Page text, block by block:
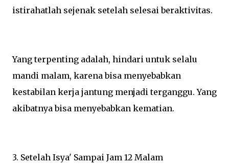
istirahatlah sejenak setelah selesai beraktivitas.
Yang terpenting adalah, hindari untuk selalu
mandi malam, karena bisa menyebabkan
kestabilan kerja jantung menjadi terganggu. Yang
akibatnya bisa menyebabkan kematian.
3. Setelah Isya' Sampai Jam 12 Malam